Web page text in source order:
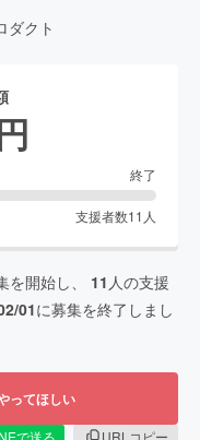
ダクト
終了
支援者数11 人
を開始し、 11 人の支援
01に募集を終了しまし
ってほしい
で送る
URLコピー